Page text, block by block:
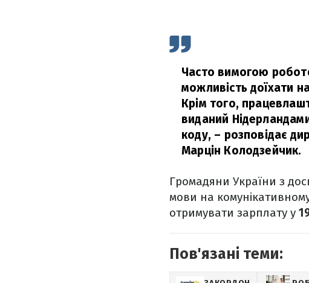
Часто вимогою
можливість доїхати
Крім того,
виданий
коду, – розповідає
Марцін Колодзейчик.
Громадяни України з
мови на
отримувати зарплату у
Пов'язані теми: